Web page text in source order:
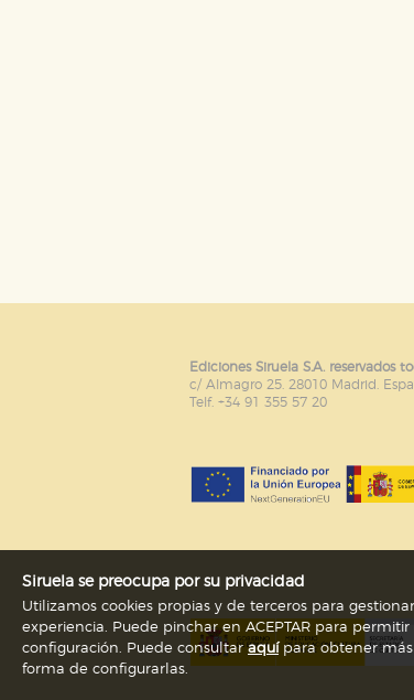
Ediciones Siruela S.A. reservados
c/ Almagro 25. 28010 Madrid.
Telf. +34 91 355 57 20
Siruela se preocupa por su privacidad
Utilizamos cookies propias y de terceros para
experiencia. Puede pinchar en ACEPTAR para
configuración. Puede consultaraquípara obtener más
forma de configurarlas.